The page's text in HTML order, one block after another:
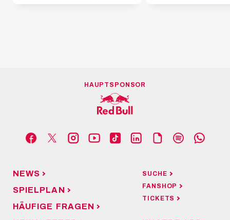
HAUPTSPONSOR
NEWS
SPIELPLAN
HÄUFIGE FRAGEN
SUCHE
FANSHOP
TICKETS